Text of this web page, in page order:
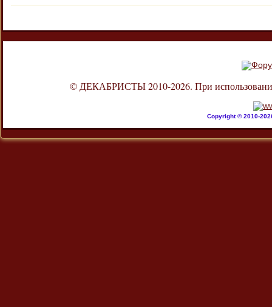
© ДЕКАБРИСТЫ 2010-2026. При использовании
Copyright © 2010-